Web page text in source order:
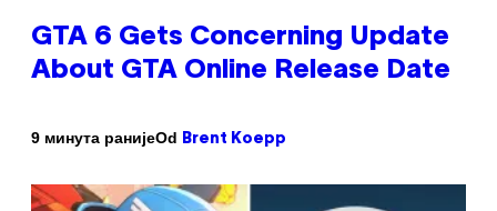
GTA 6 Gets Concerning Update
About GTA Online Release Date
9 минута ранијеOd Brent Koepp